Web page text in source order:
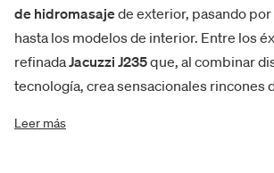
de hidromasajede exterior, pasando
hasta los modelos de interior. Entre los
refinadaJacuzzi J235que, al combinar
tecnología, crea sensacionales rincones
Leer más